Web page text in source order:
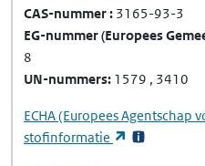
CAS-nummer 3165-93-3
EG-nummer(Europees
8
UN-nummers 1579 3410
ECHA(Europees Agentschap
stofinformatie
(opent in